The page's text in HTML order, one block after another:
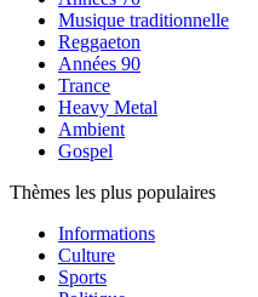
Musique traditionnelle
Reggaeton
Années 90
Trance
Heavy Metal
Ambient
Gospel
Thèmes les plus populaires
Informations
Culture
Sports